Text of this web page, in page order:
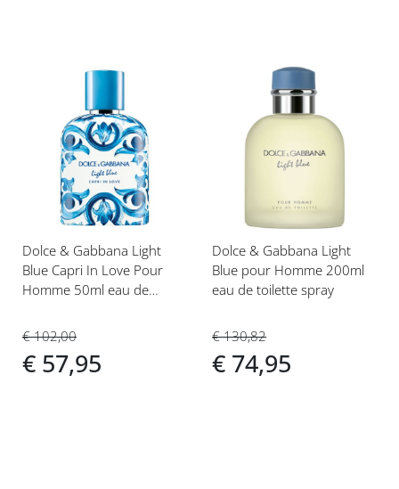
aan
verlanglijst
Dolce & Gabbana Light
Blue Capri In Love Pour
Homme 50ml eau de
€ 102,00
€ 57,95
toe
aan
verlanglijst
Dolce & Gabbana Light
Blue pour Homme 200ml
eau de toilette spray
€ 130,82
€ 74,95